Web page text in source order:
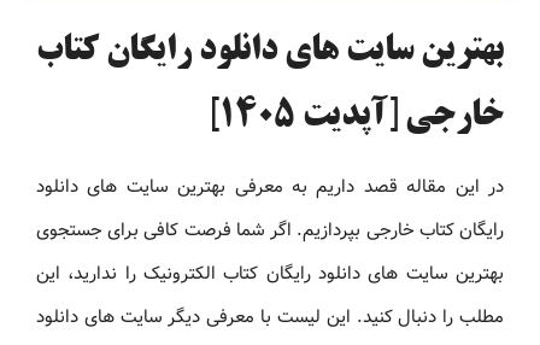
بهترین سایت های دانلود رایگان کتاب
خارجی [آپدیت 1405]
در این مقاله قصد داریم به معرفی بهترین سایت های دانلود
رایگان کتاب خارجی بپردازیم. اگر شما فرصت کافی برای جستجوی
بهترین سایت های دانلود رایگان کتاب الکترونیک را ندارید، این
مطلب را دنبال کنید. این لیست با معرفی دیگر سایت های دانلود